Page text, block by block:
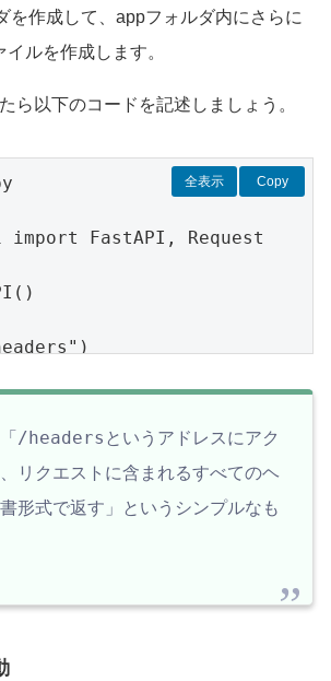
を作成して、appフォルダ内にさらに
ルを作成します。
ら以下のコードを記述しましょう。
FastAPI, Request
Copy
全表示
/headers というアドレスにアク
リクエストに含まれるすべてのヘ
形式で返す」というシンプルなも